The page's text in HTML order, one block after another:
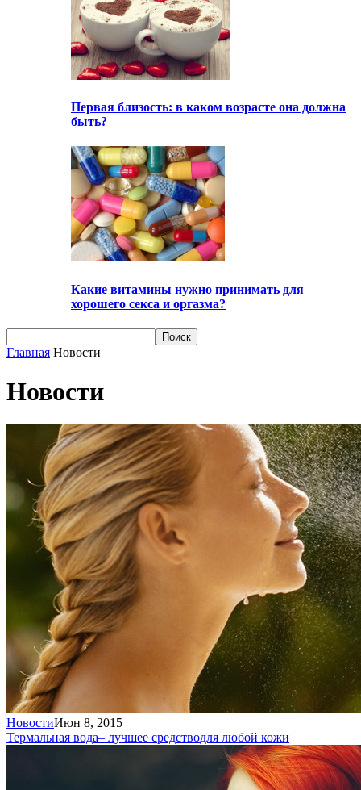
Первая близость: в каком возрасте она должна
быть?
Какие витамины нужно принимать для
хорошего секса и оргазма?
Главная Новости
Новости
НовостиИюн 8, 2015
Термальная вода– лучшее средстводля любой кожи